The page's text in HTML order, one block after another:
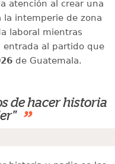
atención al crear una
la intemperie de zona
laboral mientras
entrada al partido que
de Guatemala.
de hacer historia
”